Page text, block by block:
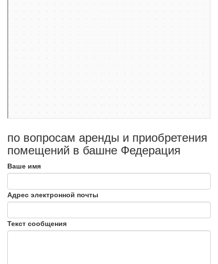
по вопросам аренды и приобретения
помещений в башне Федерация
Ваше имя
Адрес электронной почты
Текст сообщения